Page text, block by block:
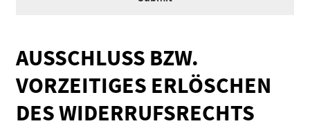
AUSSCHLUSS BZW.
VORZEITIGES ERLÖSCHEN
DES WIDERRUFSRECHTS